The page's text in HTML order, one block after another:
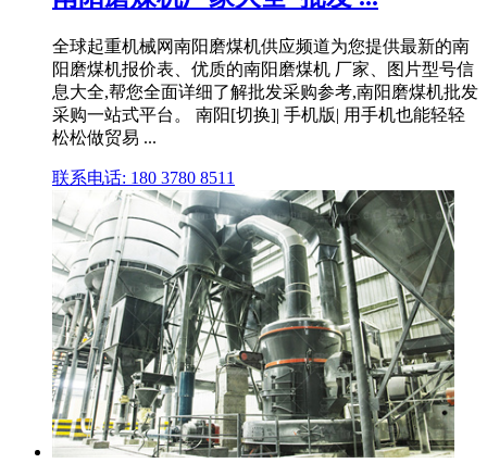
全球起重机械网南阳磨煤机供应频道为您提供最新的南
阳磨煤机报价表、优质的南阳磨煤机 厂家、图片型号信
息大全,帮您全面详细了解批发采购参考,南阳磨煤机批发
采购一站式平台。 南阳[切换]| 手机版| 用手机也能轻轻
松松做贸易 ...
联系电话: 180 3780 8511